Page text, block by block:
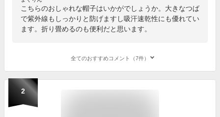
こちらのおしゃれな帽子はいかがでしょうか。大きなつば
で紫外線もしっかりと防げますし吸汗速乾性にも優れてい
ます。折り畳めるのも便利だと思います。
全てのおすすめコメント（7件）
2